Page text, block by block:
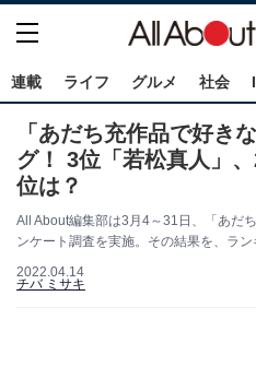
連載 ライフ グルメ 社会
「あだち充作品で好き
グ！ 3位「若松真人」
位は？
All About編集部は3月4～31日、「あだ
ンケート調査を実施。その結果を、ラン
2022.04.14
チバ ミサキ